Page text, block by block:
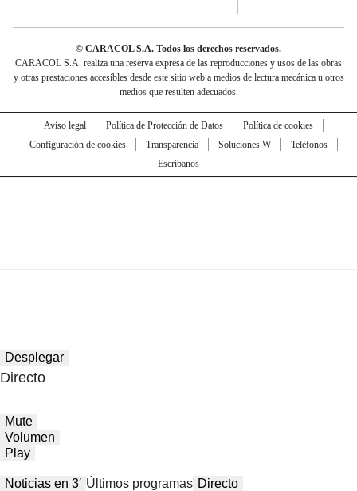
© CARACOL S.A. Todos los derechos reservados.
CARACOL S.A. realiza una reserva expresa de las reproducciones y usos de las obras
y otras prestaciones accesibles desde este sitio web a medios de lectura mecánica u otros
medios que resulten adecuados.
Aviso legal Política de Protección de Datos
Política de cookies
Configuración de cookies
Transparencia Soluciones W
Teléfonos
Escríbanos
Desplegar
Directo
Mute
Volumen
Play
Noticias en 3′ Últimos programas Directo